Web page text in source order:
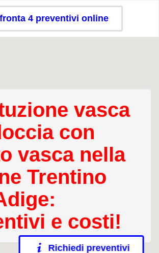
4 preventivi online
vasca
con
vasca nella
Trentino
e costi!
Richiedi preventivi